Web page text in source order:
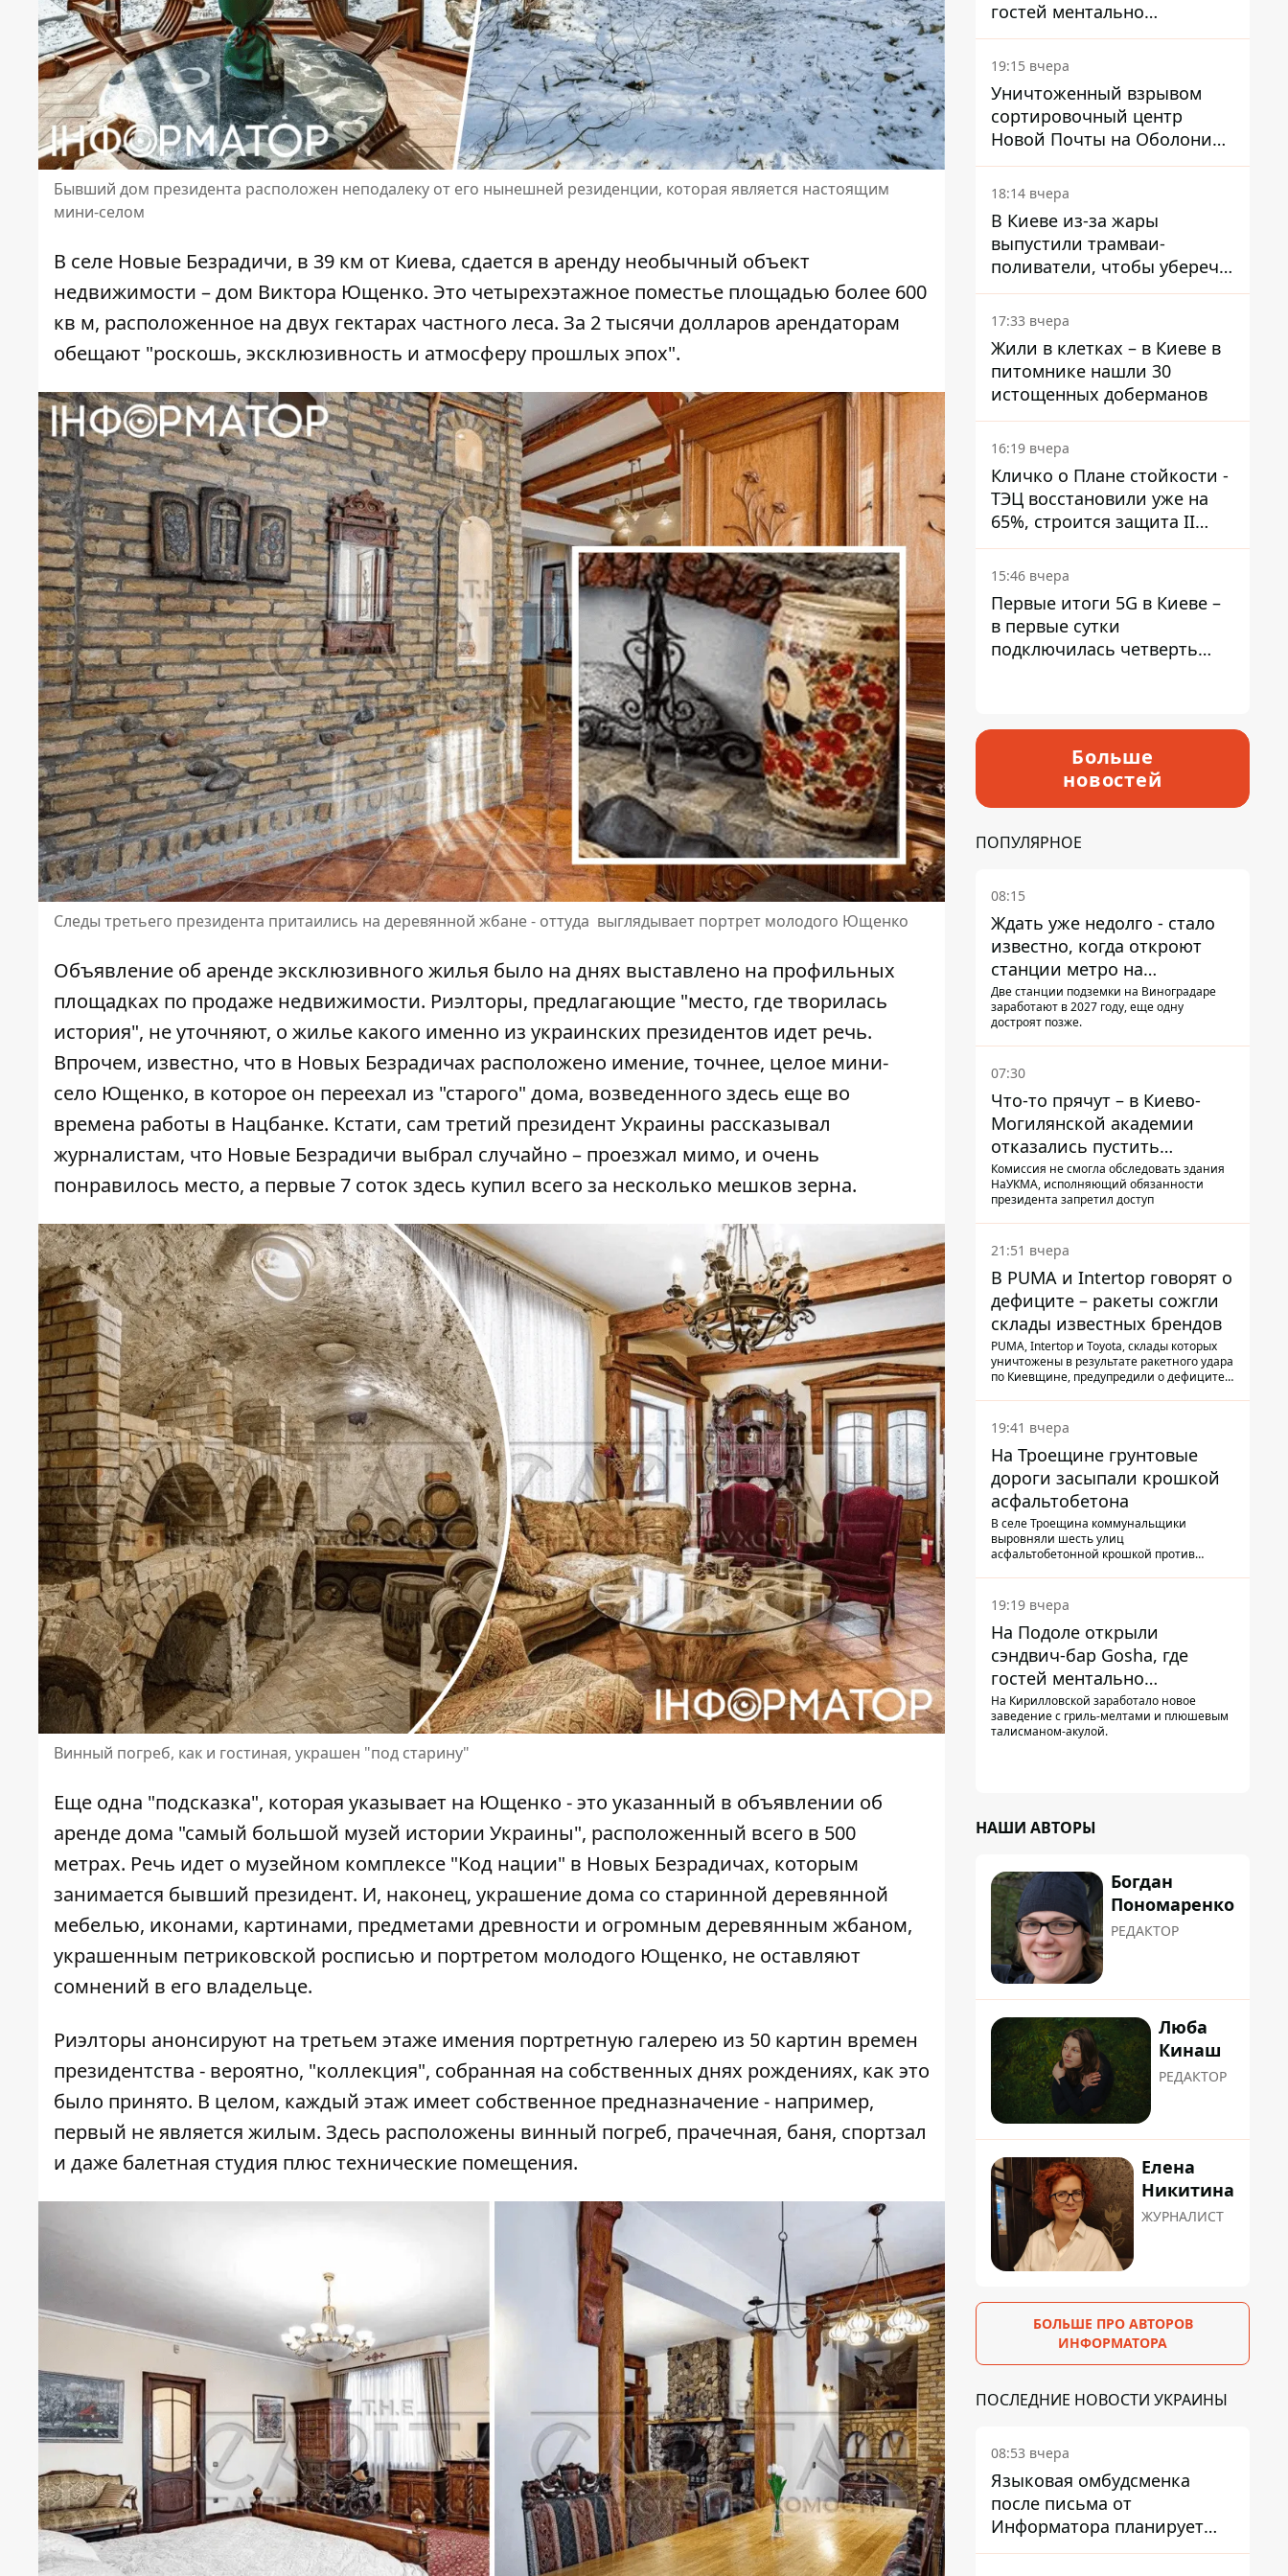
Бывший дом президента расположен неподалеку от его нынешней резиденции, которая является настоящим
мини-селом
В селе Новые Безрадичи, в 39 км от Киева, сдается в аренду необычный объект
недвижимости – дом Виктора Ющенко. Это четырехэтажное поместье площадью более 600
кв м, расположенное на двух гектарах частного леса. За 2 тысячи долларов арендаторам
обещают "роскошь, эксклюзивность и атмосферу прошлых эпох".
Следы третьего президента притаились на деревянной жбане - оттуда выглядывает портрет молодого Ющенко
Объявление об арендеэксклюзивного жилья было на днях выставлено на профильных
площадках по продаже недвижимости. Риэлторы, предлагающие "место, где творилась
история", не уточняют, о жилье какого именно из украинских президентов идет речь.
Впрочем, известно, что в Новых Безрадичах расположено имение, точнее, целое мини-
село Ющенко, в которое он переехал из "старого" дома, возведенного здесь еще во
времена работы в Нацбанке. Кстати, сам третий президент Украины рассказывал
журналистам, что Новые Безрадичи выбрал случайно – проезжал мимо, и очень
понравилось место, а первые 7 соток здесь купил всего за несколько мешков зерна.
Винный погреб, как и гостиная, украшен "под старину"
Еще одна "подсказка", которая указывает на Ющенко - это указанный в объявлении об
аренде дома "самый большой музей истории Украины", расположенный всего в 500
метрах. Речь идет о музейном комплексе "Код нации" в Новых Безрадичах, которым
занимается бывший президент. И, наконец, украшение дома со старинной деревянной
мебелью, иконами, картинами, предметами древности и огромным деревянным жбаном,
украшенным петриковской росписью и портретом молодого Ющенко, не оставляют
сомнений в его владельце.
Риэлторы анонсируют на третьем этаже имения портретную галерею из 50 картин времен
президентства - вероятно, "коллекция", собранная на собственных днях рождениях, как это
было принято. В целом, каждый этаж имеет собственное предназначение - например,
первый не является жилым. Здесь расположены винный погреб, прачечная, баня, спортзал
и даже балетная студия плюс технические помещения.
гостей ментально
разгружает акула
19:15 вчера
Уничтоженный взрывом
сортировочный центр
Новой Почты на Оболони
заработал – выдают
посылки
18:14 вчера
В Киеве из-за жары
выпустили трамваи-
поливатели, чтобы уберечь
рельсы от деформации
17:33 вчера
Жили в клетках – в Киеве в
питомнике нашли 30
истощенных доберманов
16:19 вчера
Кличко о Плане стойкости -
ТЭЦ восстановили уже на
65%, строится защита II
уровня
15:46 вчера
Первые итоги 5G в Киеве –
в первые сутки
подключилась четверть
Больше
новостей
ПОПУЛЯРНОЕ
08:15
Ждать уже недолго - стало
известно, когда откроют
станции метро на
Виноградаре
Две станции подземки на Виноградаре
заработают в 2027 году, еще одну
достроят позже.
07:30
Что-то прячут – в Киево-
Могилянской академии
отказались пустить
комиссию по охране
памятников на территорию
Комиссия не смогла обследовать здания
НаУКМА, исполняющий обязанности
президента запретил доступ
21:51 вчера
В PUMA и Intertop говорят о
дефиците – ракеты сожгли
склады известных брендов
PUMA, Intertop и Toyota, склады которых
уничтожены в результате ракетного удара
по Киевщине, предупредили о дефиците
19:41 вчера
На Троещине грунтовые
дороги засыпали крошкой
асфальтобетона
В селе Троещина коммунальщики
выровняли шесть улиц
асфальтобетонной крошкой против
19:19 вчера
На Подоле открыли
сэндвич-бар Gosha, где
гостей ментально
разгружает акула
На Кирилловской заработало новое
заведение с гриль-мелтами и плюшевым
талисманом-акулой.
НАШИ АВТОРЫ
Богдан
Пономаренко
РЕДАКТОР
Люба
Кинаш
РЕДАКТОР
Елена
Никитина
ЖУРНАЛИСТ
БОЛЬШЕ ПРО АВТОРОВ
ИНФОРМАТОРА
ПОСЛЕДНИЕ НОВОСТИ УКРАИНЫ
08:53 вчера
Языковая омбудсменка
после письма от
Информатора планирует
наказать компанию-